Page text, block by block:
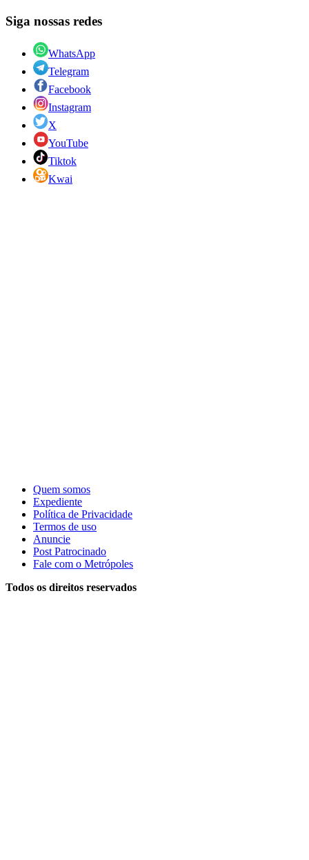
Siga nossas redes
WhatsApp
Telegram
Facebook
Instagram
X
YouTube
Tiktok
Kwai
Quem somos
Expediente
Política de Privacidade
Termos de uso
Anuncie
Post Patrocinado
Fale com o Metrópoles
Todos os direitos reservados